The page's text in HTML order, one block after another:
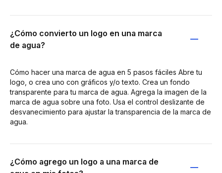
¿Cómo convierto un logo en una marca
de agua?
Cómo hacer una marca de agua en 5 pasos fáciles Abre tu
logo, o crea uno con gráficos y/o texto. Crea un fondo
transparente para tu marca de agua. Agrega la imagen de la
marca de agua sobre una foto. Usa el control deslizante de
desvanecimiento para ajustar la transparencia de la marca de
agua.
¿Cómo agrego un logo a una marca de